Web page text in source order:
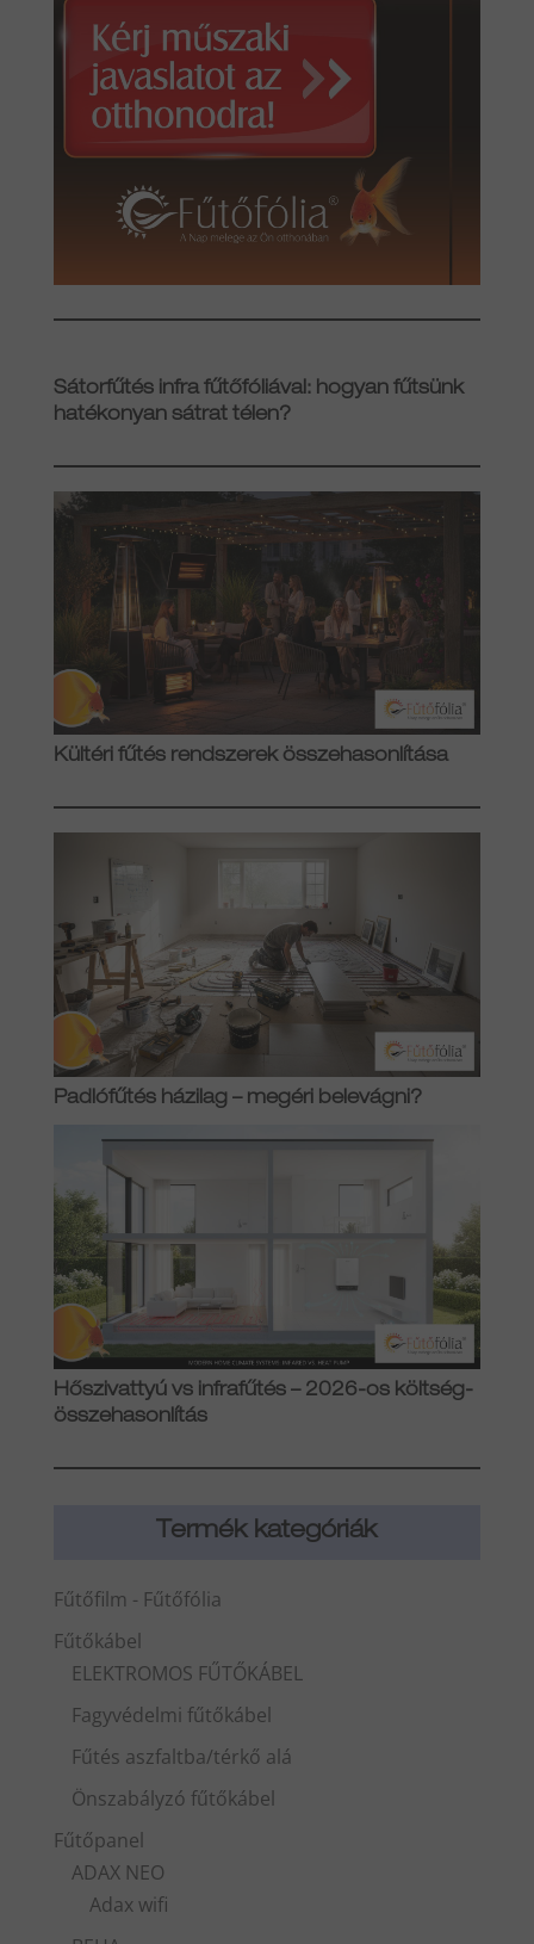
Sátorfűtés infra fűtőfóliával: hogyan fűtsünk
hatékonyan sátrat télen?
Kültéri fűtés rendszerek összehasonlítása
Padlófűtés házilag – megéri belevágni?
Hőszivattyú vs infrafűtés – 2026-os költség-
összehasonlítás
Termék kategóriák
Fűtőfilm - Fűtőfólia
Fűtőkábel
ELEKTROMOS FŰTŐKÁBEL
Fagyvédelmi fűtőkábel
Fűtés aszfaltba/térkő alá
Önszabályzó fűtőkábel
Fűtőpanel
ADAX NEO
Adax wifi